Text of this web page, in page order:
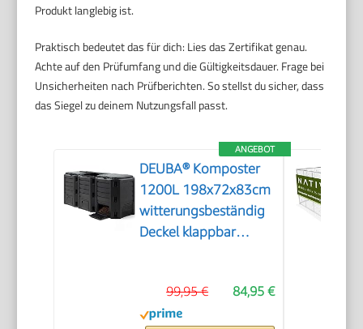
Produkt langlebig ist.
Praktisch bedeutet das für dich: Lies das Zertifikat genau.
Achte auf den Prüfumfang und die Gültigkeitsdauer. Frage bei
Unsicherheiten nach Prüfberichten. So stellst du sicher, dass
das Siegel zu deinem Nutzungsfall passt.
ANGEBOT
DEUBA® Komposter
1200L 198x72x83cm
witterungsbeständig
Deckel klappbar
Schnellkomposter84,95 €
99,95 €